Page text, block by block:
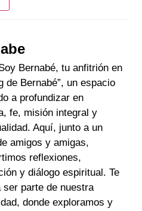
Bernabé, tu anfitrión en
de Bernabé”, un espacio
a profundizar en
fe, misión integral y
Aquí, junto a un
amigos y amigas,
reflexiones,
y diálogo espiritual. Te
ser parte de nuestra
donde exploramos y